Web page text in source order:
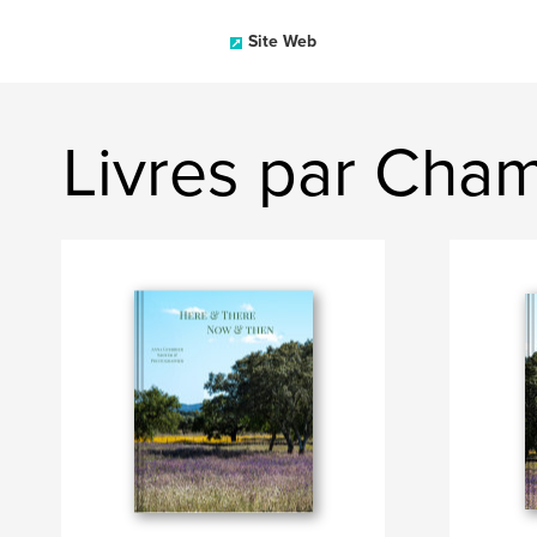
Site Web
Livres par